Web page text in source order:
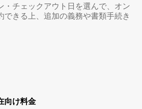
・チェックアウト日を選んで、オン
できる上、追加の義務や書類手続き
向け料金